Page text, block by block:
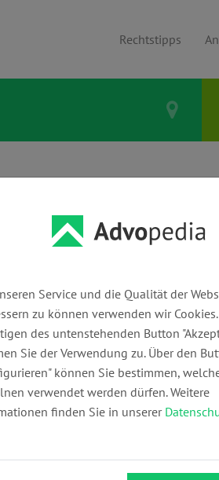
Rechtstipps
|
, Sozial- &
E-Mail:
Service und die Qualität der
zu können verwenden wir
des untenstehenden Button
Sie der Verwendung zu. Über den
können Sie bestimmen,
verwendet werden dürfen. Weitere
finden Sie in unserer